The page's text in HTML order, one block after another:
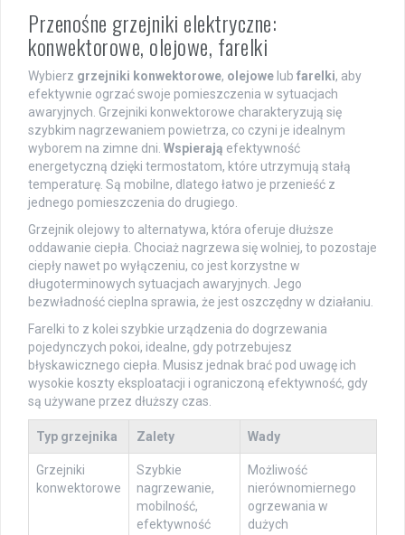
Przenośne grzejniki elektryczne:
konwektorowe, olejowe, farelki
Wybierz grzejniki konwektorowe, olejowe lub farelki, aby
efektywnie ogrzać swoje pomieszczenia w sytuacjach
awaryjnych. Grzejniki konwektorowe charakteryzują się
szybkim nagrzewaniem powietrza, co czyni je idealnym
wyborem na zimne dni. Wspierają efektywność
energetyczną dzięki termostatom, które utrzymują stałą
temperaturę. Są mobilne, dlatego łatwo je przenieść z
jednego pomieszczenia do drugiego.
Grzejnik olejowy to alternatywa, która oferuje dłuższe
oddawanie ciepła. Chociaż nagrzewa się wolniej, to pozostaje
ciepły nawet po wyłączeniu, co jest korzystne w
długoterminowych sytuacjach awaryjnych. Jego
bezwładność cieplna sprawia, że jest oszczędny w działaniu.
Farelki to z kolei szybkie urządzenia do dogrzewania
pojedynczych pokoi, idealne, gdy potrzebujesz
błyskawicznego ciepła. Musisz jednak brać pod uwagę ich
wysokie koszty eksploatacji i ograniczoną efektywność, gdy
są używane przez dłuższy czas.
Typ grzejnika Zalety Wady
Grzejniki
konwektorowe
Szybkie
nagrzewanie,
mobilność,
efektywność
Możliwość
nierównomiernego
ogrzewania w
dużych